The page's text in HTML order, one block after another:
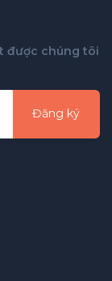
được chúng tôi
Đăng ký